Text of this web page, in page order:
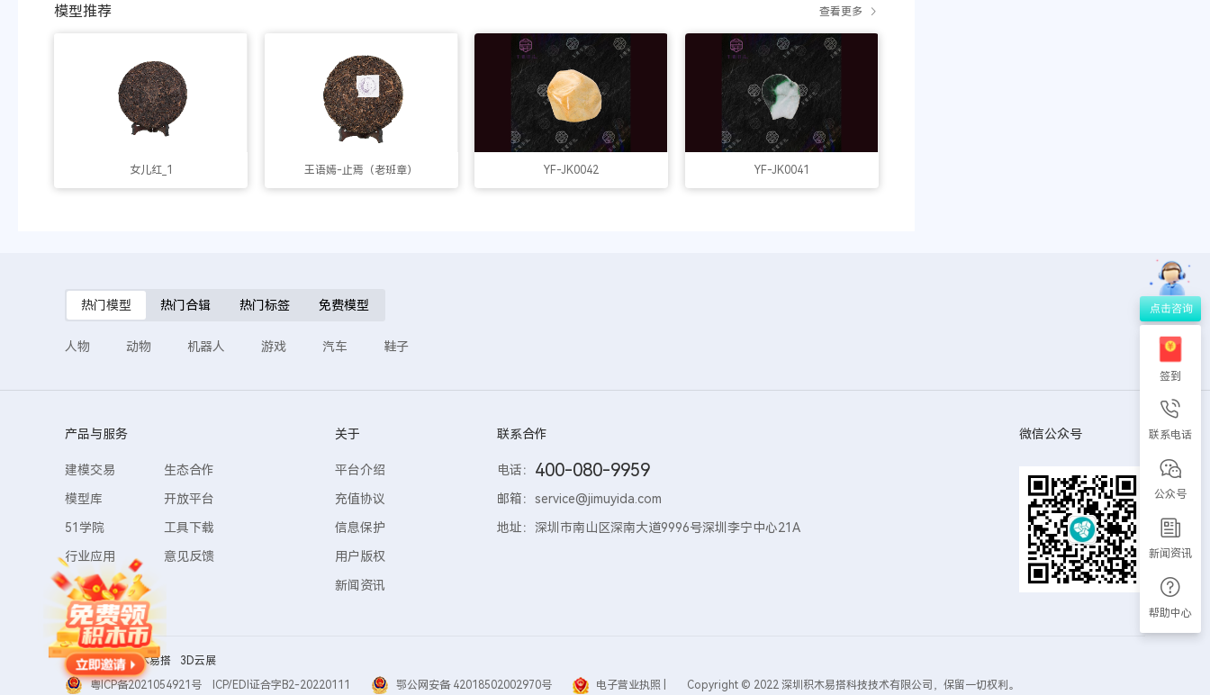
模型推荐 查看更多
女儿红_1 王语嫣-止焉（老班章） YF-JK0042 YF-JK0041
热门模型 热门合辑 热门标签 免费模型
人物 动物 机器人 游戏 汽车 鞋子
产品与服务
建模交易
生态合作
模型库
开放平台
51学院
工具下载
行业应用
意见反馈
关于
平台介绍
充值协议
信息保护
用户版权
新闻资讯
联系合作
电话： 400-080-9959
邮箱： service@jimuyida.com
地址： 深圳市南山区深南大道9996号深圳李宁中心21A
微信公众号
友情链接： 积木易搭
3D云展
粤ICP备2021054921号 ICP/EDI证合字B2-20220111
鄂公网安备 42018502002970号 电子营业执照 | Copyright © 2022 深圳积木易搭科技技术有限公司，保留一切权利。
签到
联系电话
公众号
新闻资讯
帮助中心